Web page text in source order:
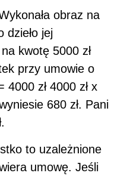
obraz na
dzieło jej
kwotę 5000 zł
przy umowie o
4000 zł 4000 zł x
680 zł. Pani
to uzależnione
umowę. Jeśli